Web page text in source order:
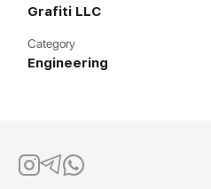
Grafiti LLC
Category
Engineering